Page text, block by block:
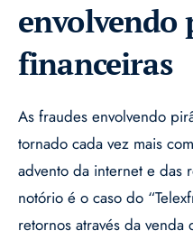
envolvendo
financeiras
As fraudes envolvendo
tornado cada vez mais
advento da internet e das
notório é o caso do
retornos através da